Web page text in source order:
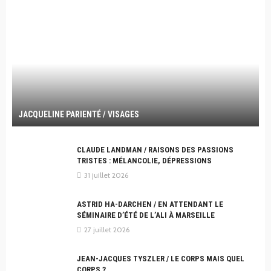
JACQUELINE PARIENTÉ / VISAGES
CLAUDE LANDMAN / RAISONS DES PASSIONS
TRISTES : MÉLANCOLIE, DÉPRESSIONS
31 juillet 2026
ASTRID HA-DARCHEN / EN ATTENDANT LE
SÉMINAIRE D’ÉTÉ DE L’ALI À MARSEILLE
27 juillet 2026
JEAN-JACQUES TYSZLER / LE CORPS MAIS QUEL